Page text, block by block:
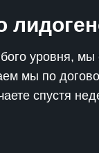
уровня,
мы по
спустя